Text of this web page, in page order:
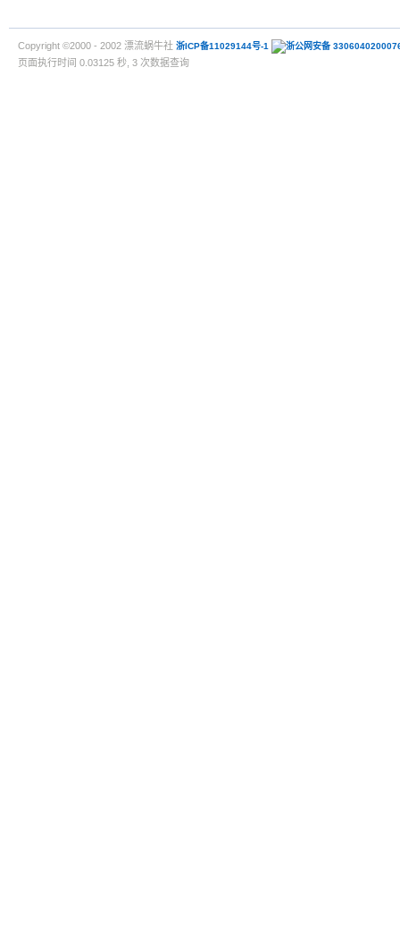
Copyright ©2000 - 2002 漂流蜗牛社 浙ICP备11029144号-1 浙公网安备
页面执行时间 0.03125 秒, 3 次数据查询